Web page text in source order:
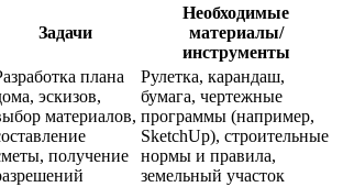
Задачи
Необходимые
материалы/
инструменты
плана
эскизов,
материалов,
получение
Рулетка, карандаш,
бумага, чертежные
программы (например,
SketchUp), строительные
нормы и правила,
земельный участок